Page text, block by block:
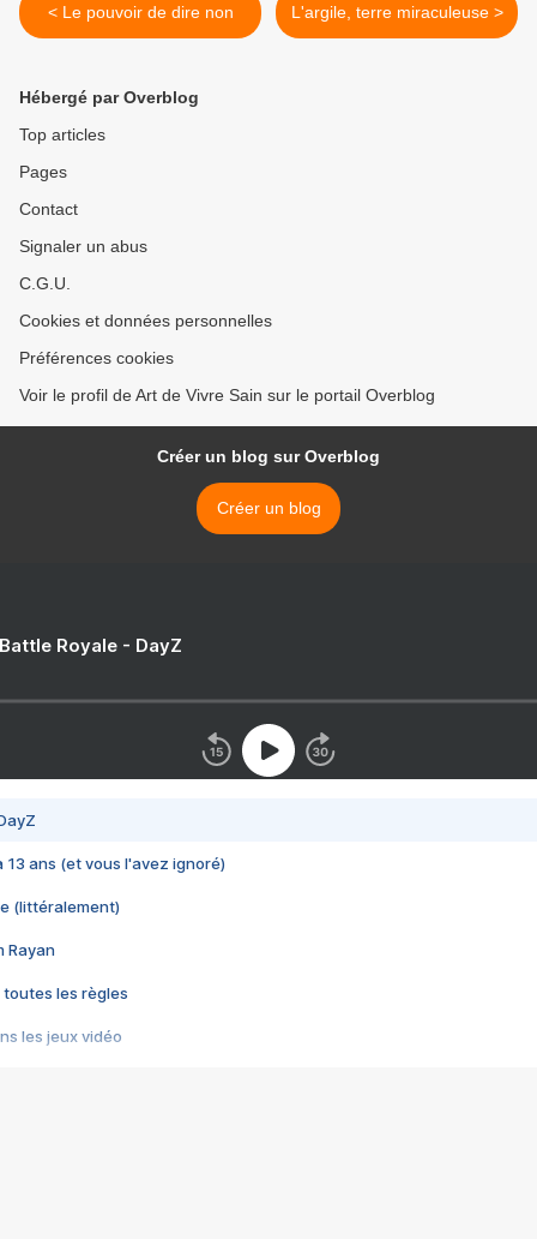
< Le pouvoir de dire non L'argile, terre miraculeuse >
Hébergé par Overblog
Top articles
Pages
Contact
Signaler un abus
C.G.U.
Cookies et données personnelles
Préférences cookies
Voir le profil de Art de Vivre Sain sur le portail Overblog
Créer un blog sur Overblog
Créer un blog
Royale - DayZ
13 ans (et vous l'avez ignoré)
(littéralement)
Rayan
toutes les règles
les jeux vidéo